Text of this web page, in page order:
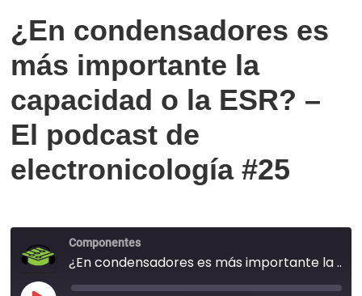
¿En condensadores es
más importante la
capacidad o la ESR? –
El podcast de
electronicología #25
Componentes
¿En condensadores es más importante la capacidad o la ESR? - El podcast de electronicología #25